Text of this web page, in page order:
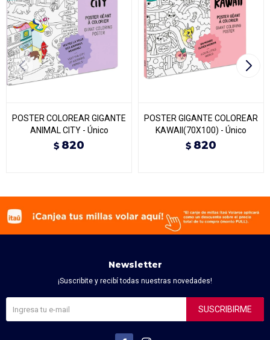
POSTER COLOREAR GIGANTE
ANIMAL CITY - Único
$ 820
POSTER GIGANTE COLOREAR
KAWAII(70X100) - Único
$ 820
Newsletter
¡Suscribite y recibí todas nuestras novedades!
SUSCRIBIRME